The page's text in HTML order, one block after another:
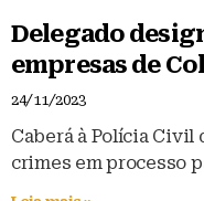
Delegado
empresas de
24/11/2023
Caberá à Polícia
crimes em processo